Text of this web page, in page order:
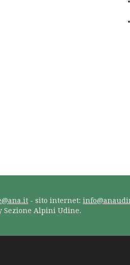
- sito internet:
Sezione Alpini Udine.